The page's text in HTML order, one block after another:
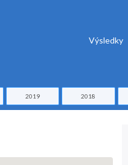
Výsledky
2019 2018